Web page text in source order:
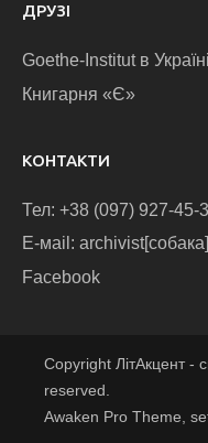
ДРУЗІ
Goethe-Institut в Україні
Книгарня «Є»
КОНТАКТИ
Тел: +38 (097) 927-45-
E-маіl:
Facebook
Copyright ЛітАкцент -
reserved.
Awaken Pro Theme,